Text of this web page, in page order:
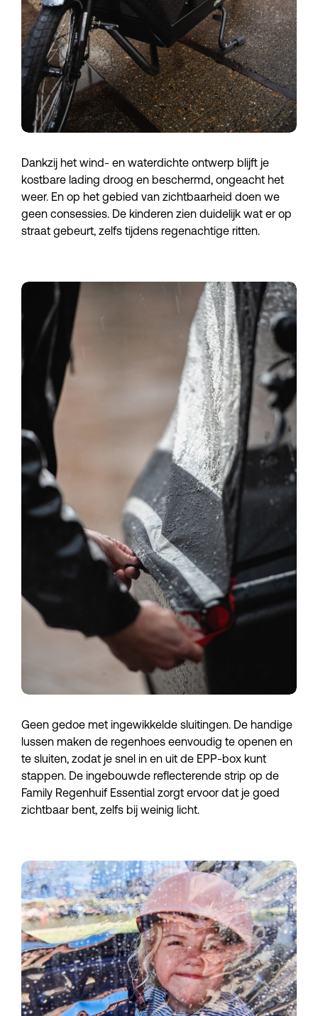
Dankzij het wind- en waterdichte ontwerp blijft je
kostbare lading droog en beschermd, ongeacht het
weer. En op het gebied van zichtbaarheid doen we
geen consessies. De kinderen zien duidelijk wat er op
straat gebeurt, zelfs tijdens regenachtige ritten.
Geen gedoe met ingewikkelde sluitingen. De handige
lussen maken de regenhoes eenvoudig te openen en
te sluiten, zodat je snel in en uit de EPP-box kunt
stappen. De ingebouwde reflecterende strip op de
Family Regenhuif Essential zorgt ervoor dat je goed
zichtbaar bent, zelfs bij weinig licht.